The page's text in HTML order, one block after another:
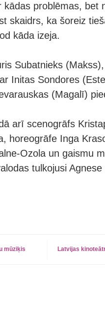
problēmas, bet
skaidrs, ka šoreiz
kāda izeja.
Subatnieks
Initas Sondores
(Magalī)
arī scenogrāfs
horeogrāfe Inga
Ozola un gaismu
tulkojusi
mūziķis
Latvijas